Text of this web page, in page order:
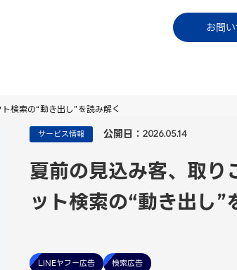
お問
ご利用中の
検索の“動き出し”を読み解く
サービス情報 公開日： 2026.05.14
夏前の見込み客、取り
ット検索の“動き出し”
LINEヤフー広告 検索広告